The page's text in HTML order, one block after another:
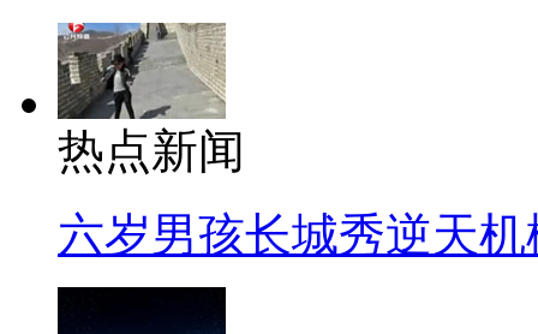
热点新闻
六岁男孩长城秀逆天机